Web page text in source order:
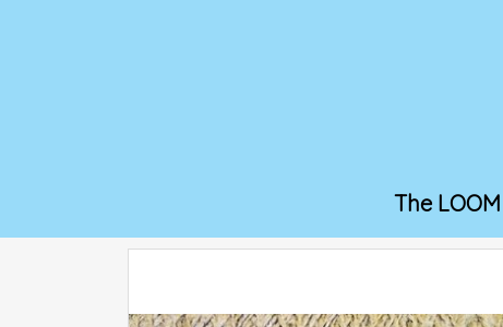
The LOOM